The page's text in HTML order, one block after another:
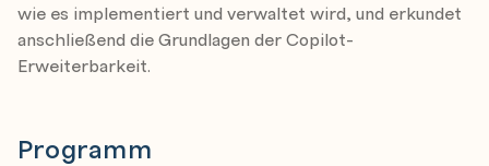
wie es implementiert und verwaltet wird, und erkundet
anschließend die Grundlagen der Copilot-
Erweiterbarkeit.
Programm